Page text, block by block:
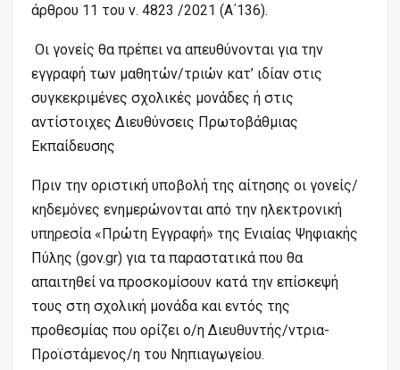
άρθρου 11 του ν. 4823 /2021 (Α΄136).
Οι γονείς θα πρέπει να απευθύνονται για την
εγγραφή των μαθητών/τριών κατ’ ιδίαν στις
συγκεκριμένες σχολικές μονάδες ή στις
αντίστοιχες Διευθύνσεις Πρωτοβάθμιας
Εκπαίδευσης
Πριν την οριστική υποβολή της αίτησης οι γονείς/
κηδεμόνες ενημερώνονται από την ηλεκτρονική
υπηρεσία «Πρώτη Εγγραφή» της Ενιαίας Ψηφιακής
Πύλης (gov.gr) για τα παραστατικά που θα
απαιτηθεί να προσκομίσουν κατά την επίσκεψή
τους στη σχολική μονάδα και εντός της
προθεσμίας που ορίζει ο/η Διευθυντής/ντρια-
Προϊστάμενος/η του Νηπιαγωγείου.